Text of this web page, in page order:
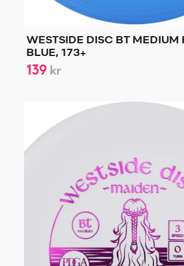
WESTSIDE DISC BT MEDIUM
BLUE, 173+
139 kr